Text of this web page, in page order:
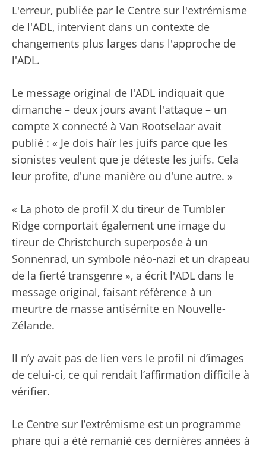
L'erreur, publiée par le Centre sur l'extrémisme
de l'ADL, intervient dans un contexte de
changements plus larges dans l'approche de
l'ADL.
Le message original de l'ADL indiquait que
dimanche – deux jours avant l'attaque – un
compte X connecté à Van Rootselaar avait
publié : « Je dois haïr les juifs parce que les
sionistes veulent que je déteste les juifs. Cela
leur profite, d'une manière ou d'une autre. »
« La photo de profil X du tireur de Tumbler
Ridge comportait également une image du
tireur de Christchurch superposée à un
Sonnenrad, un symbole néo-nazi et un drapeau
de la fierté transgenre », a écrit l'ADL dans le
message original, faisant référence à un
meurtre de masse antisémite en Nouvelle-
Zélande.
Il n’y avait pas de lien vers le profil ni d’images
de celui-ci, ce qui rendait l’affirmation difficile à
vérifier.
Le Centre sur l’extrémisme est un programme
phare qui a été remanié ces dernières années à